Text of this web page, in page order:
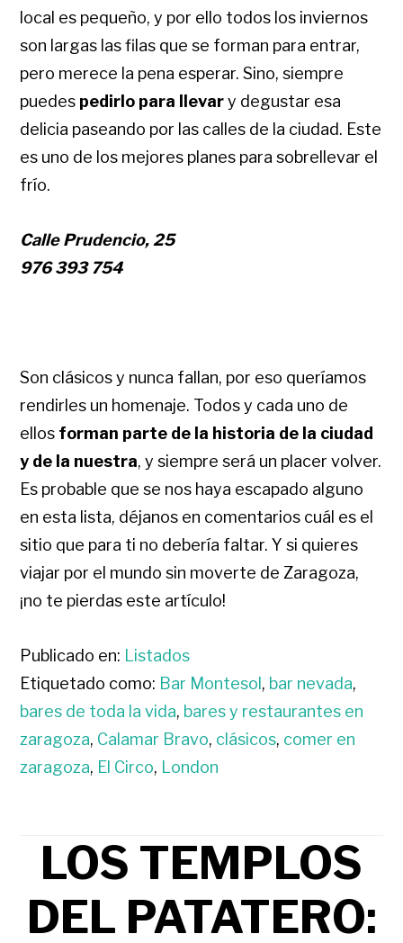
local es pequeño, y por ello todos los inviernos
son largas las filas que se forman para entrar,
pero merece la pena esperar. Sino, siempre
puedes pedirlo para llevary degustar esa
delicia paseando por las calles de la ciudad. Este
es uno de los mejores planes para sobrellevar el
frío.
Calle Prudencio, 25
976 393 754
Son clásicos y nunca fallan, por eso queríamos
rendirles un homenaje. Todos y cada uno de
ellos forman parte de la historia de la ciudad
y de la nuestra, y siempre será un placer volver.
Es probable que se nos haya escapado alguno
en esta lista, déjanos en comentarios cuál es el
sitio que para ti no debería faltar. Y si quieres
viajar por el mundo sin moverte de Zaragoza,
¡no te pierdas este artículo!
Publicado en: Listados
Etiquetado como: Bar Montesol , bar nevada,
bares de toda la vida, bares y restaurantes en
zaragoza, Calamar Bravo, clásicos, comer en
zaragoza, El Circo, London
LOS TEMPLOS
DEL PATATERO: